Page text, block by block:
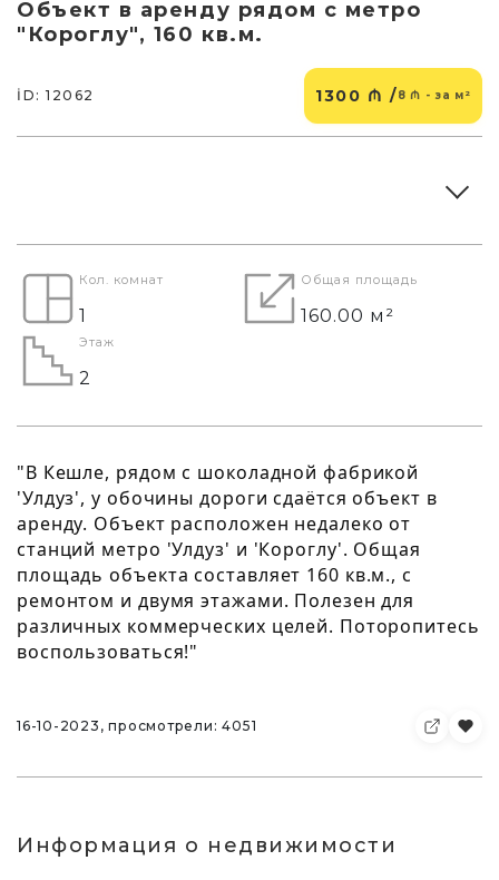
Объект в аренду рядом с метро
"Короглу", 160 кв.м.
İD: 12062 1300 ₼ /8 ₼ - за м²
Кол. комнат
1
Общая площадь
160.00 м²
Этаж
2
"В Кешле, рядом с шоколадной фабрикой
'Улдуз', у обочины дороги сдаётся объект в
аренду. Объект расположен недалеко от
станций метро 'Улдуз' и 'Короглу'. Общая
площадь объекта составляет 160 кв.м., с
ремонтом и двумя этажами. Полезен для
различных коммерческих целей. Поторопитесь
воспользоваться!"
16-10-2023, просмотрели: 4051
Информация о недвижимости